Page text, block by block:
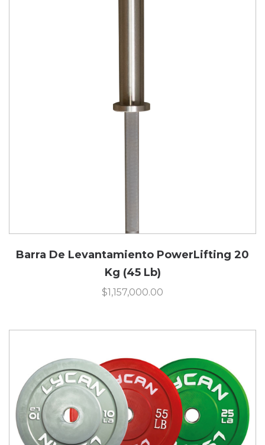
Barra De Levantamiento PowerLifting 20
Kg (45 Lb)
$1,157,000.00